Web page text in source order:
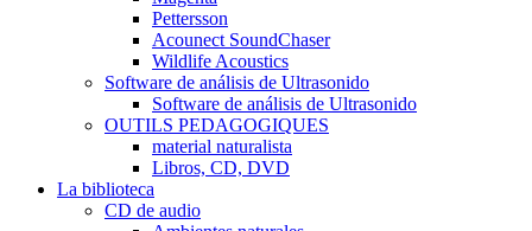
Pettersson
Acounect SoundChaser
Wildlife Acoustics
Software de análisis de Ultrasonido
Software de análisis de Ultrasonido
OUTILS PEDAGOGIQUES
material naturalista
Libros, CD, DVD
La biblioteca
CD de audio